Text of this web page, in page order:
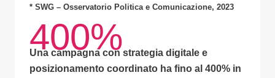
* SWG – Osservatorio Politica e Comunicazione, 2023
400%
Una campagna con strategia digitale e
posizionamento coordinato ha fino al 400% in